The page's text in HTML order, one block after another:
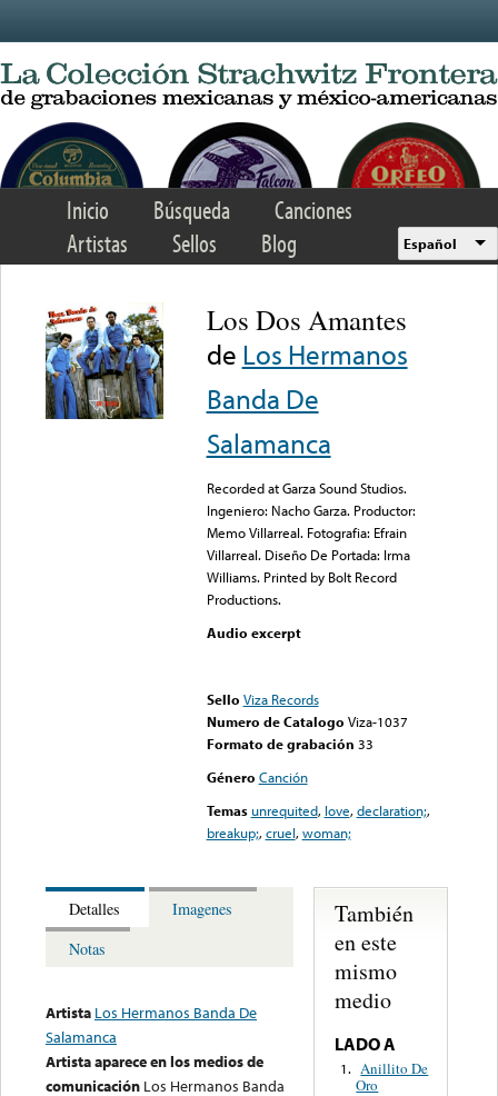
Inicio Búsqueda
Canciones
Artistas
Sellos Blog Español
Los Dos Amantes
de Los Hermanos
Banda De
Salamanca
Recorded at Garza Sound Studios.
Ingeniero: Nacho Garza. Productor:
Memo Villarreal. Fotografia: Efrain
Villarreal. Diseño De Portada: Irma
Williams. Printed by Bolt Record
Productions.
Audio excerpt
Sello Viza Records
Numero de Catalogo Viza-1037
Formato de grabación 33
Género Canción
Temas unrequited, love,declaration;,
breakup;,cruel,woman;
Detalles
Imagenes
Notas
Artista Los Hermanos Banda De
Salamanca
Artista aparece en los medios de
comunicación Los Hermanos Banda
También
en este
mismo
medio
LADO A
1. Anillito De
Oro